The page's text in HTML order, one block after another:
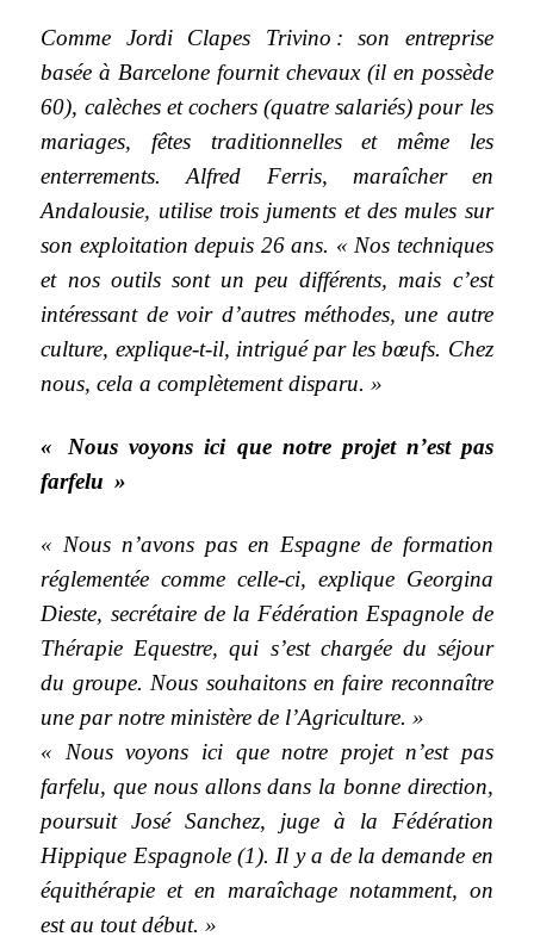
Comme Jordi Clapes Trivino : son entreprise
basée à Barcelone fournit chevaux (il en possède
60), calèches et cochers (quatre salariés) pour les
mariages, fêtes traditionnelles et même les
enterrements. Alfred Ferris, maraîcher en
Andalousie, utilise trois juments et des mules sur
son exploitation depuis 26 ans. « Nos techniques
et nos outils sont un peu différents, mais c’est
intéressant de voir d’autres méthodes, une autre
culture, explique-t-il, intrigué par les bœufs. Chez
nous, cela a complètement disparu. »
« Nous voyons ici que notre projet n’est pas
farfelu »
« Nous n’avons pas en Espagne de formation
réglementée comme celle-ci, explique Georgina
Dieste, secrétaire de la Fédération Espagnole de
Thérapie Equestre, qui s’est chargée du séjour
du groupe. Nous souhaitons en faire reconnaître
une par notre ministère de l’Agriculture. »
« Nous voyons ici que notre projet n’est pas
farfelu, que nous allons dans la bonne direction,
poursuit José Sanchez, juge à la Fédération
Hippique Espagnole (1). Il y a de la demande en
équithérapie et en maraîchage notamment, on
est au tout début. »